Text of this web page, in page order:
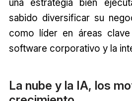
una estrategia bien
sabido diversificar su
como líder en áreas
software corporativo y la
La nube y la IA, los